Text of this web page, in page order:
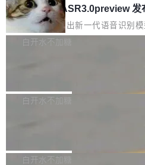
理解大规模代码仓时面临显著"代码
颈。 代码仓深度理解服务（以下简
e深度理解服务"）是华为云码道（
数据。2024年9月3日下午4点，他使
的账号密码进入A集群，输入了一条
称为"删库跑路"的命令——最高管理
自研的多个文生3D和...
oE 架构的大模型，好用到让人上瘾
存永远不够用。 Cloudflare 的
一直在跑这些模型的推理。他们在
整性保护。效果是：吞吐量提升
腾讯混元 Hy ASR3.0preview 发
腾讯混元正式推出新一代语音识别模
3.0preview。基于最新一代大语言模
让语音识别不再只是听清，而是真正
w 不要求标准普通话，方言识别覆盖
白开水不加糖
新和少量网页兼容性修复版本。
容提供的字体时出现的几个问题 为避
白开水不加糖
发布的 Release Notes，他利用 AI
白开水不加糖